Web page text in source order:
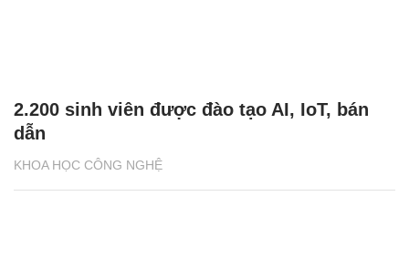
KHOA HỌC CÔNG NGHỆ
2.200 sinh viên được đào tạo AI, IoT, bán
dẫn